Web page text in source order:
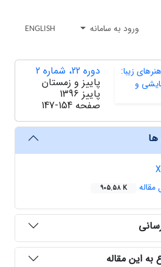
ورود به سامانه ENGLISH
دوره 22، شماره 2
پاییز و زمستان
پاییز 1396
صفحه 147-154
ها
مقاله
905.58 K
به این مقاله